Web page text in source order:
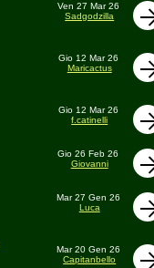
Ven 27 Mar 26
Sadgodzilla
Gio 12 Mar 26
Maricactus
Gio 12 Mar 26
f.catinelli
Gio 26 Feb 26
Giovanni
Mar 27 Gen 26
Luca
Mar 20 Gen 26
Capitanbello